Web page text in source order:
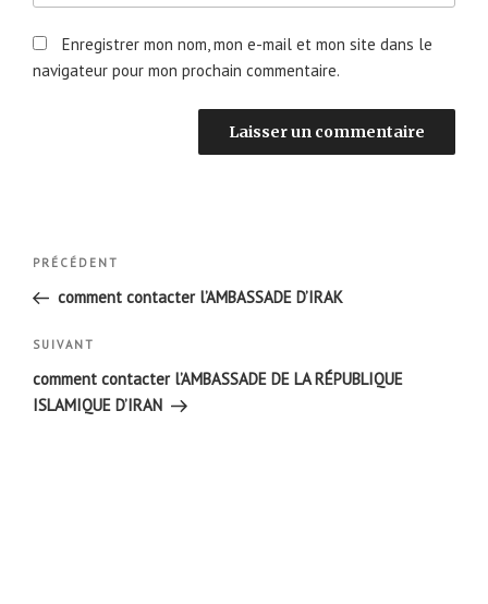
Enregistrer mon nom, mon e-mail et mon site dans le
navigateur pour mon prochain commentaire.
Navigation
l’article
Article
précédent
PRÉCÉDENT
comment contacter l’AMBASSADE D’IRAK
Article
suivant
SUIVANT
comment contacter l’AMBASSADE DE LA RÉPUBLIQUE
ISLAMIQUE D’IRAN